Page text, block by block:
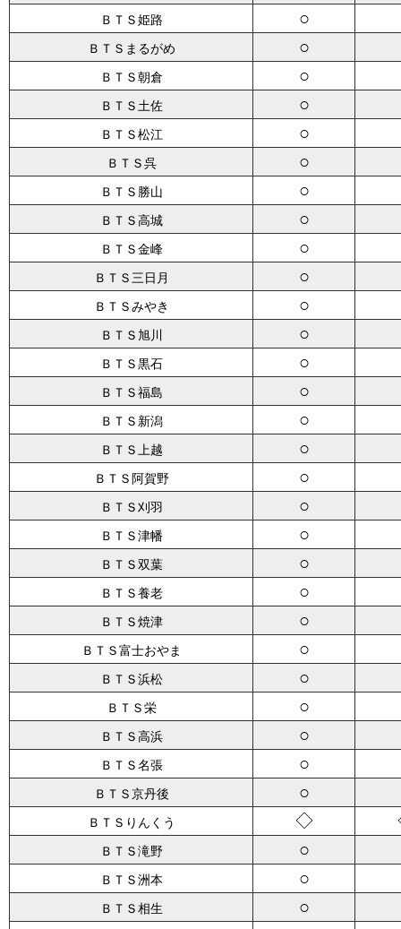
ＢＴＳ姫路 ○
ＢＴＳまるがめ ○
ＢＴＳ朝倉 ○
ＢＴＳ土佐 ○
ＢＴＳ松江 ○
ＢＴＳ呉 ○
ＢＴＳ勝山 ○
ＢＴＳ高城 ○
ＢＴＳ金峰 ○
ＢＴＳ三日月 ○
ＢＴＳみやき ○
ＢＴＳ旭川 ○
ＢＴＳ黒石 ○
ＢＴＳ福島 ○
ＢＴＳ新潟 ○
ＢＴＳ上越 ○
ＢＴＳ阿賀野 ○
ＢＴＳ刈羽 ○
ＢＴＳ津幡 ○
ＢＴＳ双葉 ○
ＢＴＳ養老 ○
ＢＴＳ焼津 ○
ＢＴＳ富士おやま ○
ＢＴＳ浜松 ○
ＢＴＳ栄 ○
ＢＴＳ高浜 ○
ＢＴＳ名張 ○
ＢＴＳ京丹後 ○
ＢＴＳりんくう ◇
ＢＴＳ滝野 ○
ＢＴＳ洲本 ○
ＢＴＳ相生 ○